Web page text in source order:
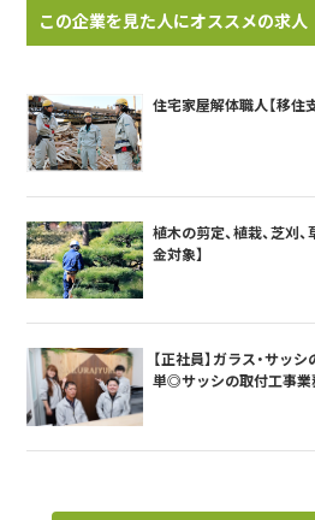
この企業を見た人にオススメの求人
住宅家屋解体職人【移住
植木の剪定、植栽、芝刈
金対象】
【正社員】ガラス・サッ
単◎サッシの取付工事